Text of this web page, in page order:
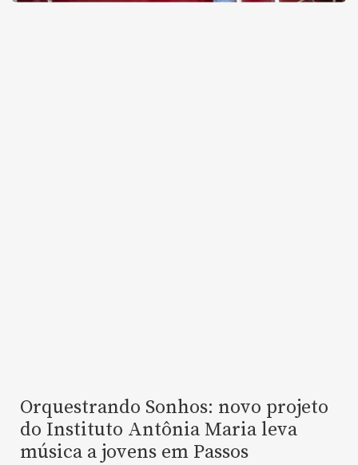
Orquestrando Sonhos: novo projeto
do Instituto Antônia Maria leva
música a jovens em Passos